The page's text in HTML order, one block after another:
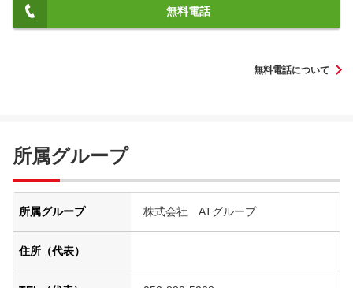
無料電話
無料電話について
所属グループ
所属グループ 株式会社 ATグループ
住所（代表）